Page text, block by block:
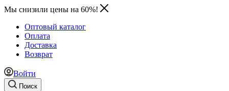
Мы снизили цены на 60%!
Оптовый каталог
Оплата
Доставка
Возврат
Войти
Поиск